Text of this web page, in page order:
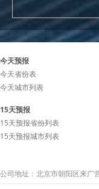
今天预报
今天省份表
今天城市列表
15天预报
15天预报省份列表
15天预报城市列表
公司地址：北京市朝阳区来广